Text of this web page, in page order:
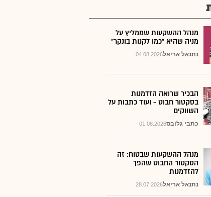
מנהל ההשקעות שממליץ על
מניה שהיא "כמו לקנות בונקר"
04.08.2026נתנאל אריאל
הבכיר שרואה הזדמנות
בסקטור חבוט - ועוד כתבות על
השווקים
01.08.2026כתבי גלובס
מנהל ההשקעות שבטוח: זה
הסקטור החבוט שהפך
להזדמנות
28.07.2026נתנאל אריאל